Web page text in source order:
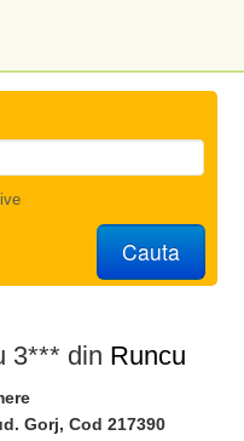
Cauta
3*** din Runcu
Gorj, Cod 217390